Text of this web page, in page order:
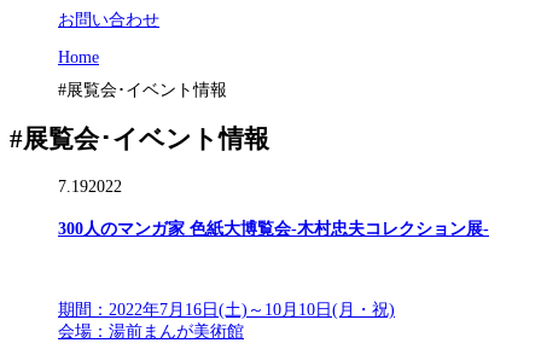
お問い合わせ
Home
#展覧会･イベント情報
#展覧会･イベント情報
7.192022
300人のマンガ家 色紙大博覧会-木村忠夫コレクション展-
期間：2022年7月16日(土)～10月10日(月・祝)
会場：湯前まんが美術館